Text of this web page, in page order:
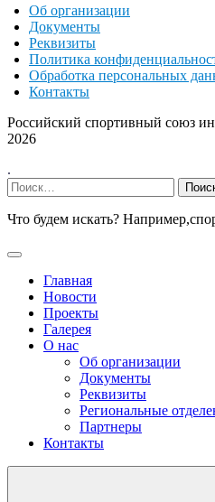
Об организации
Документы
Реквизиты
Политика
Обработка персональных
Контакты
Российский спортивный союз
2026
.
Найти:
Что будем искать? Например,
Главная
Новости
Проекты
Галерея
О нас
Об организации
Документы
Реквизиты
Региональные
Партнеры
Контакты